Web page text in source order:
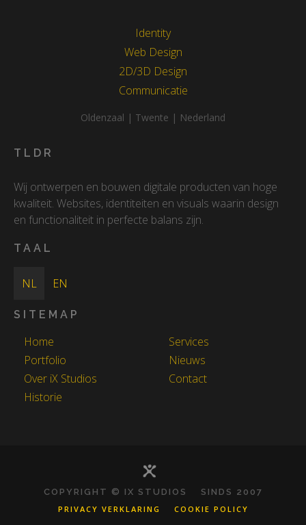
Identity
Web Design
2D/3D Design
Communicatie
Oldenzaal | Twente | Nederland
TLDR
Wij ontwerpen en bouwen digitale producten van hoge
kwaliteit. Websites, identiteiten en visuals waarin design
en functionaliteit in perfecte balans zijn.
TAAL
NL EN
SITEMAP
Home
Portfolio
Over iX Studios
Historie
Services
Nieuws
Contact
COPYRIGHT © IX STUDIOS SINDS 2007
PRIVACY VERKLARING
COOKIE POLICY